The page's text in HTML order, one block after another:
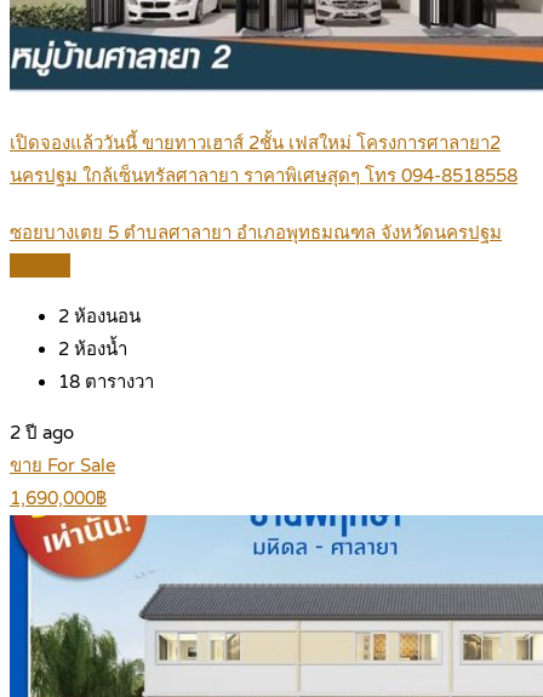
เปิดจองแล้ววันนี้ ขายทาวเฮาส์ 2ชั้น เฟสใหม่ โครงการศาลายา2
นครปฐม ใกล้เซ็นทรัลศาลายา ราคาพิเศษสุดๆ โทร 094-8518558
ซอยบางเตย 5 ตำบลศาลายา อำเภอพุทธมณฑล จังหวัดนครปฐม
2 ห้องนอน
2 ห้องน้ำ
18 ตารางวา
2 ปี ago
ขาย For Sale
1,690,000฿